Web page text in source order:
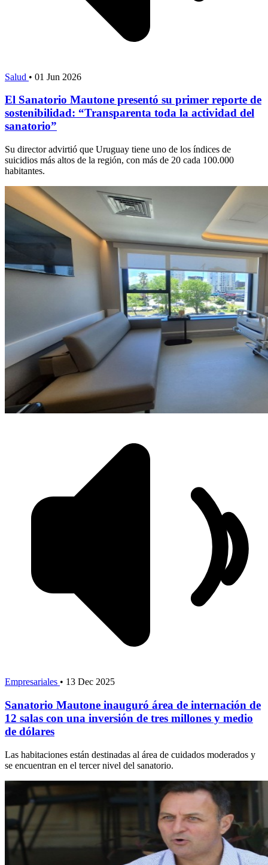
Salud • 01 Jun 2026
El Sanatorio Mautone presentó su primer reporte de
sostenibilidad: “Transparenta toda la actividad del
sanatorio”
Su director advirtió que Uruguay tiene uno de los índices de
suicidios más altos de la región, con más de 20 cada 100.000
habitantes.
Empresariales • 13 Dec 2025
Sanatorio Mautone inauguró área de internación de
12 salas con una inversión de tres millones y medio
de dólares
Las habitaciones están destinadas al área de cuidados moderados y
se encuentran en el tercer nivel del sanatorio.